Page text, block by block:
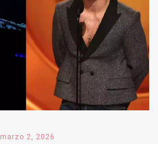
marzo 2, 2026